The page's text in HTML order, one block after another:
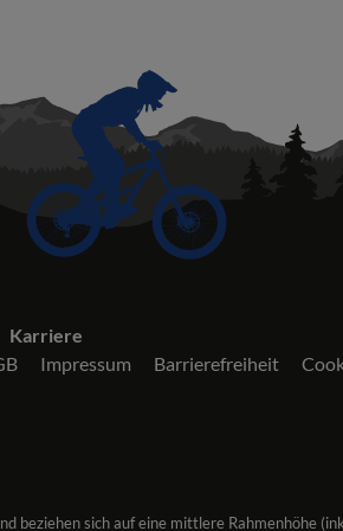
Karriere
Impressum Barrierefreiheit
beziehen sich auf eine mittlere Rahmenhöhe